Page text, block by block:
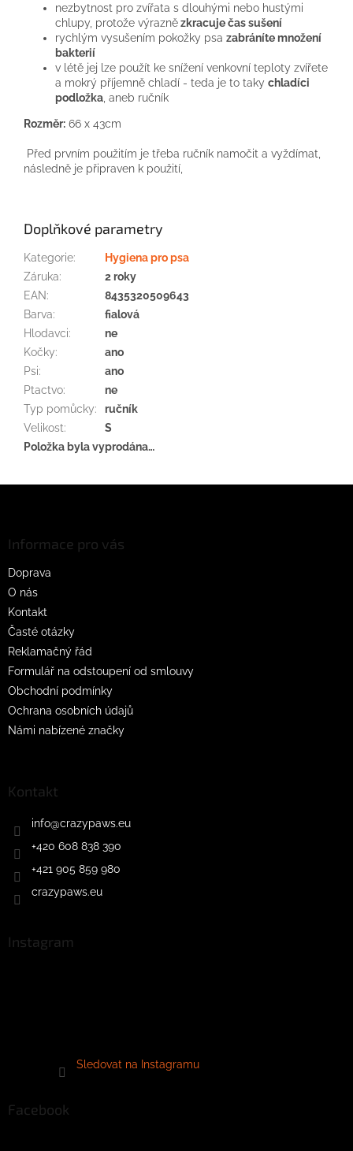
nezbytnost pro zvířata s dlouhými nebo hustými
chlupy, protože výraznězkracuje čas sušení
rychlým vysušením pokožky psa zabráníte množení
bakterií
v létě jej lze použít ke snížení venkovní teploty zvířete
a mokrý příjemně chladí - teda je to taky chladíci
podložka , aneb ručník
Rozměr: 66 x 43cm
Před prvním použitím je třeba ručník namočit a vyždímat,
následně je připraven k použití,
Doplňkové parametry
Kategorie:
Hygiena pro psa
Záruka:
2 roky
EAN:
8435320509643
Barva:
fialová
Hlodavci:
ne
Kočky:
ano
Psi:
ano
Ptactvo:
ne
Typ pomůcky:
ručník
Velikost:
S
Položka byla vyprodána…
Informace pro vás
Doprava
O nás
Kontakt
Časté otázky
Reklamačný řád
Formulář na odstoupení od smlouvy
Obchodní podmínky
Ochrana osobních údajů
Námi nabízené značky
Kontakt
info@crazypaws.eu
+420 608 838 390
+421 905 859 980
crazypaws.eu
Instagram
Sledovat na Instagramu
Facebook